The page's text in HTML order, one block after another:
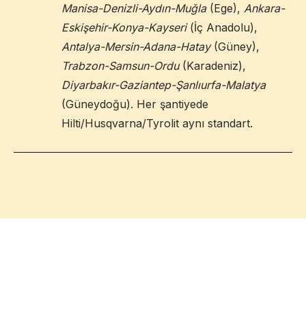
Manisa-Denizli-Aydın-Muğla(Ege), Ankara-
Eskişehir-Konya-Kayseri(İç Anadolu),
Antalya-Mersin-Adana-Hatay(Güney),
Trabzon-Samsun-Ordu(Karadeniz),
Diyarbakır-Gaziantep-Şanlıurfa-Malatya
(Güneydoğu). Her şantiyede
Hilti/Husqvarna/Tyrolit aynı standart.